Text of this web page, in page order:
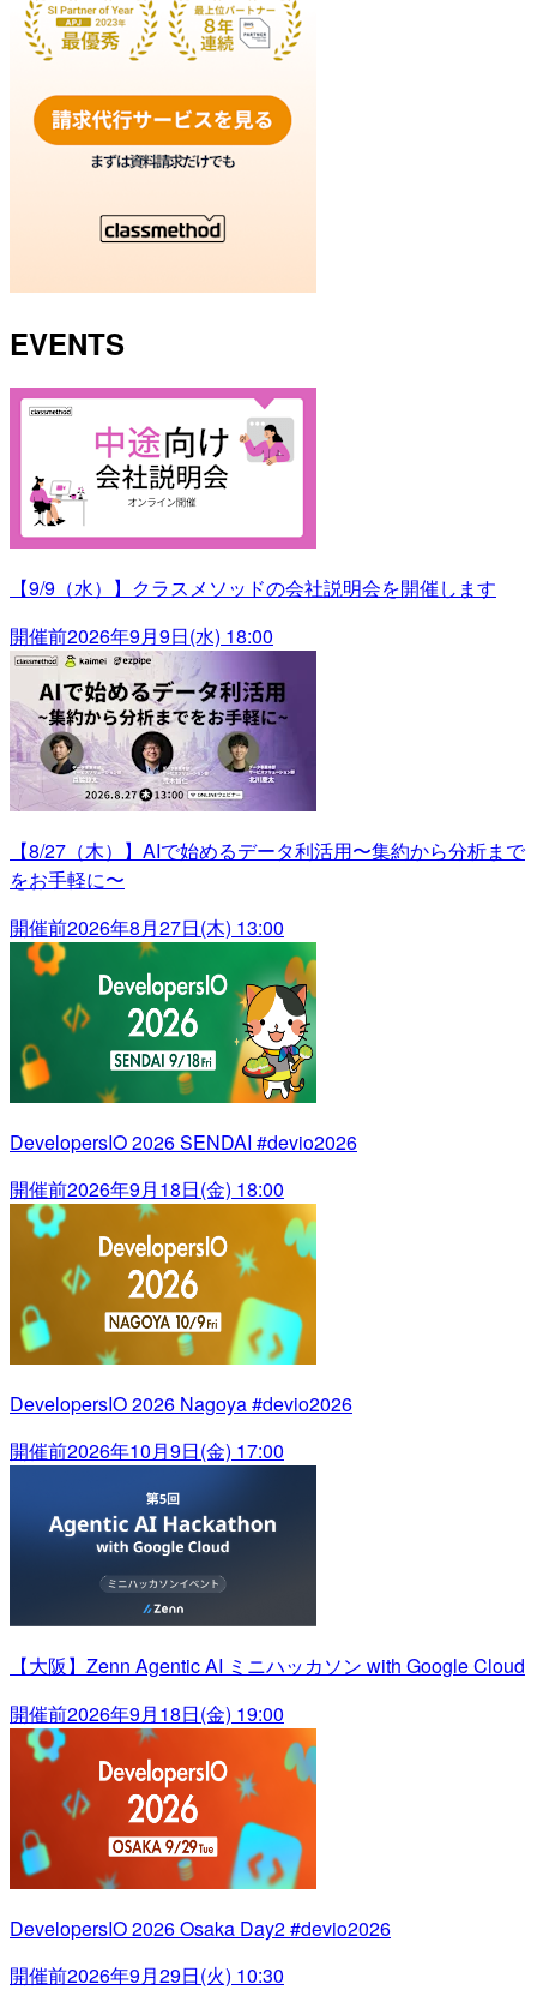
EVENTS
【9/9（水）】クラスメソッドの会社説明会を開催します
開催前2026年9月9日(水) 18:00
【8/27（木）】AIで始めるデータ利活用〜集約から分析まで
をお手軽に〜
開催前2026年8月27日(木) 13:00
DevelopersIO 2026 SENDAI #devio2026
開催前2026年9月18日(金) 18:00
DevelopersIO 2026 Nagoya #devio2026
開催前2026年10月9日(金) 17:00
【大阪】Zenn Agentic AI ミニハッカソン with Google Cloud
開催前2026年9月18日(金) 19:00
DevelopersIO 2026 Osaka Day2 #devio2026
開催前2026年9月29日(火) 10:30